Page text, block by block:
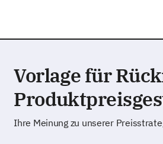
Vorlage für
Ihre Meinung zu unserer